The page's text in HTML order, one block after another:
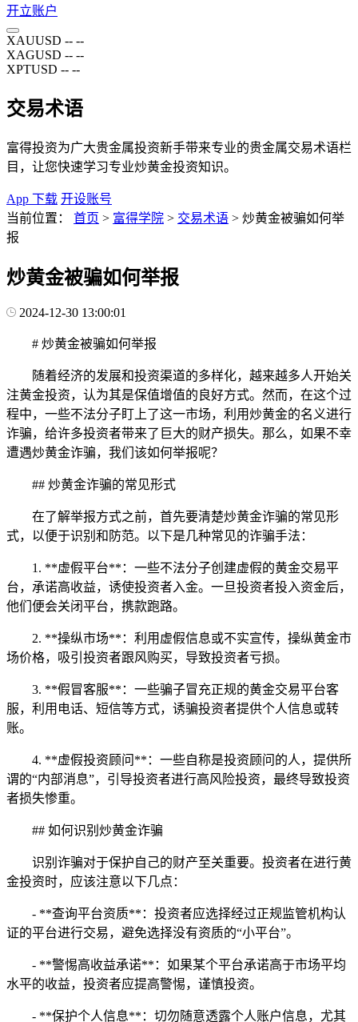
开立账户
XAUUSD -- --
XAGUSD -- --
XPTUSD -- --
交易术语
富得投资为广大贵金属投资新手带来专业的贵金属交易术语栏
目，让您快速学习专业炒黄金投资知识。
App 下载 开设账号
当前位置：
首页 > 富得学院 > 交易术语 > 炒黄金被骗如何举
报
炒黄金被骗如何举报
2024-12-30 13:00:01
# 炒黄金被骗如何举报
随着经济的发展和投资渠道的多样化，越来越多人开始关
注黄金投资，认为其是保值增值的良好方式。然而，在这个过
程中，一些不法分子盯上了这一市场，利用炒黄金的名义进行
诈骗，给许多投资者带来了巨大的财产损失。那么，如果不幸
遭遇炒黄金诈骗，我们该如何举报呢？
## 炒黄金诈骗的常见形式
在了解举报方式之前，首先要清楚炒黄金诈骗的常见形
式，以便于识别和防范。以下是几种常见的诈骗手法：
1. **虚假平台**：一些不法分子创建虚假的黄金交易平
台，承诺高收益，诱使投资者入金。一旦投资者投入资金后，
他们便会关闭平台，携款跑路。
2. **操纵市场**：利用虚假信息或不实宣传，操纵黄金市
场价格，吸引投资者跟风购买，导致投资者亏损。
3. **假冒客服**：一些骗子冒充正规的黄金交易平台客
服，利用电话、短信等方式，诱骗投资者提供个人信息或转
账。
4. **虚假投资顾问**：一些自称是投资顾问的人，提供所
谓的“内部消息”，引导投资者进行高风险投资，最终导致投资
者损失惨重。
## 如何识别炒黄金诈骗
识别诈骗对于保护自己的财产至关重要。投资者在进行黄
金投资时，应该注意以下几点：
- **查询平台资质**：投资者应选择经过正规监管机构认
证的平台进行交易，避免选择没有资质的“小平台”。
- **警惕高收益承诺**：如果某个平台承诺高于市场平均
水平的收益，投资者应提高警惕，谨慎投资。
- **保护个人信息**：切勿随意透露个人账户信息，尤其